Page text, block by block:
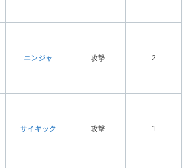
ニンジャ 攻撃 2
サイキック 攻撃 1